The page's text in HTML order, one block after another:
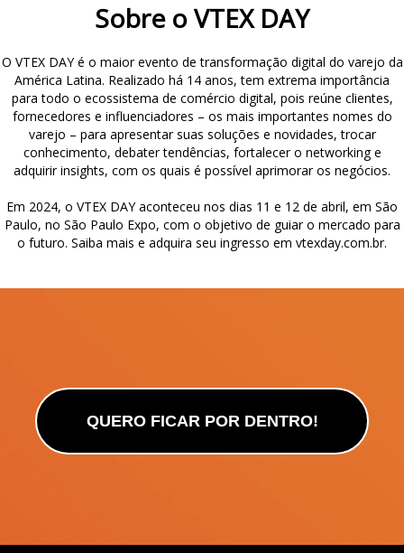
Sobre o VTEX DAY
O VTEX DAY é o maior evento de transformação digital do varejo da
América Latina. Realizado há 14 anos, tem extrema importância
para todo o ecossistema de comércio digital, pois reúne clientes,
fornecedores e influenciadores – os mais importantes nomes do
varejo – para apresentar suas soluções e novidades, trocar
conhecimento, debater tendências, fortalecer o networking e
adquirir insights, com os quais é possível aprimorar os negócios.
Em 2024, o VTEX DAY aconteceu nos dias 11 e 12 de abril, em São
Paulo, no São Paulo Expo, com o objetivo de guiar o mercado para
o futuro. Saiba mais e adquira seu ingresso em vtexday.com.br.
QUERO FICAR POR DENTRO!